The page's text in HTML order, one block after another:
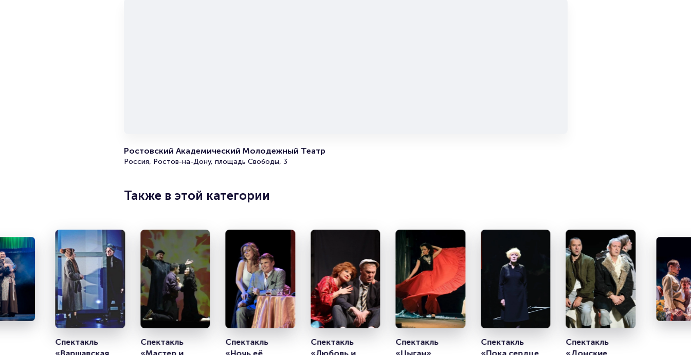
Подробнее о том, как вернуть, сдать или продать билет
Продать билет
Ростовский Академический Молодежный Театр
Россия, Ростов-на-Дону, площадь Свободы, 3
Также в этой категории
Спектакль
«Варшавская
Спектакль
«Мастер и
Спектакль
«Ночь её
Спектакль
«Любовь и
Спектакль
«Цыган»
Спектакль
«Пока сердце в
Спектакль
«Донские